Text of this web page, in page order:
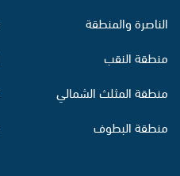
الناصرة والمنطقة
منطقة النقب
منطقة المثلث الشمالي
منطقة البطوف